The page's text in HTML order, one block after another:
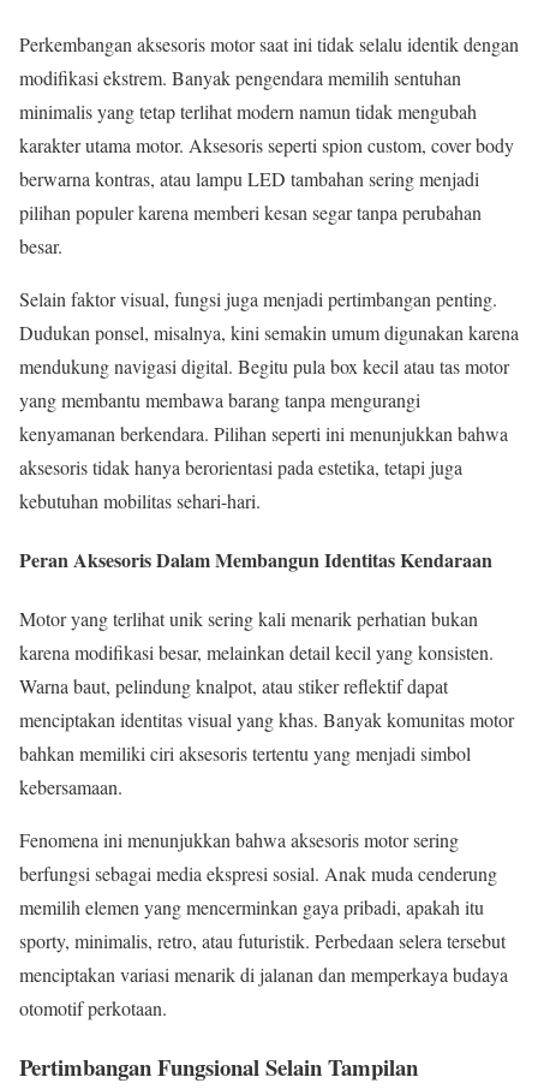
Perkembangan aksesoris motor saat ini tidak selalu identik dengan
modifikasi ekstrem. Banyak pengendara memilih sentuhan
minimalis yang tetap terlihat modern namun tidak mengubah
karakter utama motor. Aksesoris seperti spion custom, cover body
berwarna kontras, atau lampu LED tambahan sering menjadi
pilihan populer karena memberi kesan segar tanpa perubahan
besar.
Selain faktor visual, fungsi juga menjadi pertimbangan penting.
Dudukan ponsel, misalnya, kini semakin umum digunakan karena
mendukung navigasi digital. Begitu pula box kecil atau tas motor
yang membantu membawa barang tanpa mengurangi
kenyamanan berkendara. Pilihan seperti ini menunjukkan bahwa
aksesoris tidak hanya berorientasi pada estetika, tetapi juga
kebutuhan mobilitas sehari-hari.
Peran Aksesoris Dalam Membangun Identitas Kendaraan
Motor yang terlihat unik sering kali menarik perhatian bukan
karena modifikasi besar, melainkan detail kecil yang konsisten.
Warna baut, pelindung knalpot, atau stiker reflektif dapat
menciptakan identitas visual yang khas. Banyak komunitas motor
bahkan memiliki ciri aksesoris tertentu yang menjadi simbol
kebersamaan.
Fenomena ini menunjukkan bahwa aksesoris motor sering
berfungsi sebagai media ekspresi sosial. Anak muda cenderung
memilih elemen yang mencerminkan gaya pribadi, apakah itu
sporty, minimalis, retro, atau futuristik. Perbedaan selera tersebut
menciptakan variasi menarik di jalanan dan memperkaya budaya
otomotif perkotaan.
Pertimbangan Fungsional Selain Tampilan